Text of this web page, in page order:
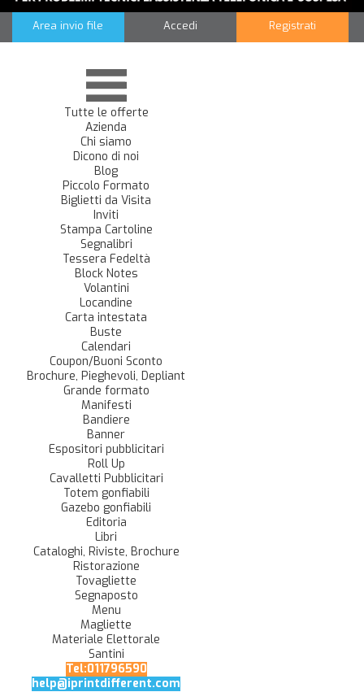
Area invio file Accedi Registrati
Tutte le offerte
Azienda
Chi siamo
Dicono di noi
Blog
Piccolo Formato
Biglietti da Visita
Inviti
Stampa Cartoline
Segnalibri
Tessera Fedeltà
Block Notes
Volantini
Locandine
Carta intestata
Buste
Calendari
Coupon/Buoni Sconto
Brochure, Pieghevoli, Depliant
Grande formato
Manifesti
Bandiere
Banner
Espositori pubblicitari
Roll Up
Cavalletti Pubblicitari
Totem gonfiabili
Gazebo gonfiabili
Editoria
Libri
Cataloghi, Riviste, Brochure
Ristorazione
Tovagliette
Segnaposto
Menu
Magliette
Materiale Elettorale
Santini
Tel:011796590
help@iprintdifferent.com